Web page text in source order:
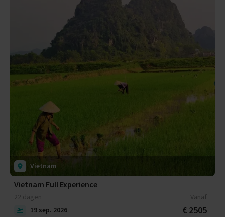
Vietnam
Vietnam Full Experience
22 dagen
Vanaf
19 sep. 2026
€ 2505